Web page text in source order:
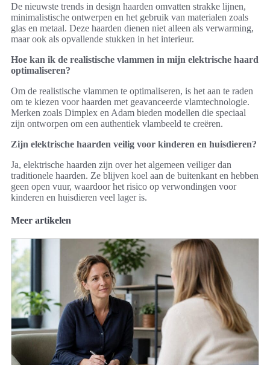
De nieuwste trends in design haarden omvatten strakke lijnen,
minimalistische ontwerpen en het gebruik van materialen zoals
glas en metaal. Deze haarden dienen niet alleen als verwarming,
maar ook als opvallende stukken in het interieur.
Hoe kan ik de realistische vlammen in mijn elektrische haard
optimaliseren?
Om de realistische vlammen te optimaliseren, is het aan te raden
om te kiezen voor haarden met geavanceerde vlamtechnologie.
Merken zoals Dimplex en Adam bieden modellen die speciaal
zijn ontworpen om een authentiek vlambeeld te creëren.
Zijn elektrische haarden veilig voor kinderen en huisdieren?
Ja, elektrische haarden zijn over het algemeen veiliger dan
traditionele haarden. Ze blijven koel aan de buitenkant en hebben
geen open vuur, waardoor het risico op verwondingen voor
kinderen en huisdieren veel lager is.
Meer artikelen